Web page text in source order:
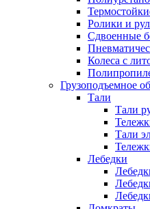
Ролики и
Сдвоенные
Колеса с
Грузоподъемное
Тали
Тали
Тали
Лебедки